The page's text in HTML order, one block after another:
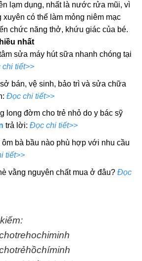
lạm dụng, nhất là nước rửa mũi, vì
có thể làm mỏng niêm mạc
chức năng thở, khứu giác của bé.
nhất
sửa máy hút sữa nhanh chóng tại
tiết>>
bán, vệ sinh, bảo trì và sửa chữa
Đọc chi tiết>>
long đờm cho trẻ nhỏ do y bác sỹ
trả lời: Đọc chi tiết>>
bà bầu nào phù hợp với nhu cầu
tiết>>
vằng nguyên chất mua ở đâu? Đọc